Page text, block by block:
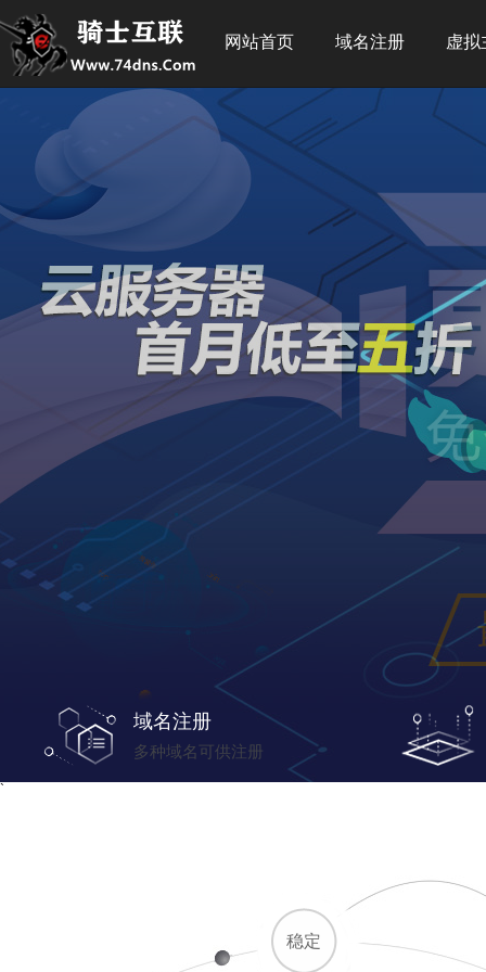
网站首页 域名注册 虚拟
域名注册
多种域名可供注册
`
稳定